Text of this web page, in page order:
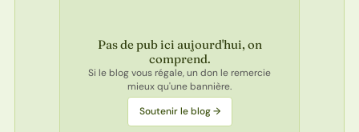
Pas de pub ici aujourd'hui, on
comprend.
Si le blog vous régale, un don le remercie
mieux qu'une bannière.
Soutenir le blog →